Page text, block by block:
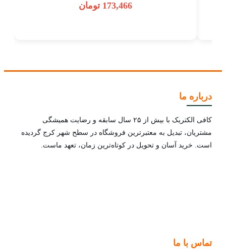
173,466 تومان
درباره ما
کافی الکتریک با بیش از ۲۵ سال سابقه و رضایت همیشگی
مشتریان، تبدیل به معتبرترین فروشگاه در سطح شهر کرج گردیده
است. خرید آسان و تحویل در کوتاه‌ترین زمان، تعهد ماست.
تماس با ما